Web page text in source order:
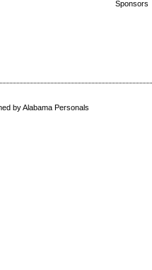
Sponsors
byAlabama Personals